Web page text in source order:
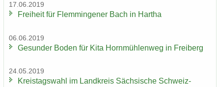
17.06.2019
Frei­heit für Flem­min­ge­ner Bach in Har­tha
06.06.2019
Ge­sun­der Boden für Kita Horn­müh­len­weg in Frei­berg
24.05.2019
Kreis­tags­wahl im Land­kreis Säch­si­sche Schweiz-​